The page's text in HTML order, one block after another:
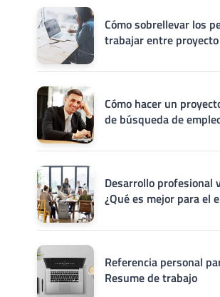
Cómo sobrellevar los
trabajar entre
Cómo hacer un
de búsqueda de
Desarrollo profesional
¿Qué es mejor para el
Referencia personal
Resume de trabajo